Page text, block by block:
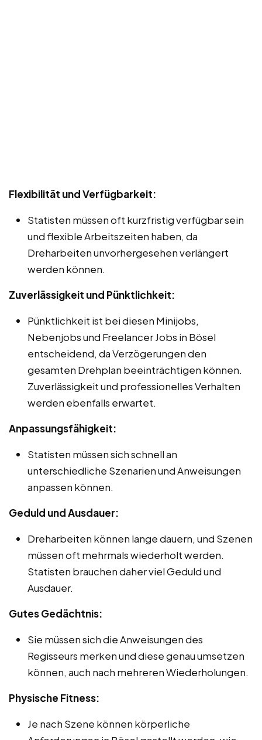
Flexibilität und Verfügbarkeit:
Statisten müssen oft kurzfristig verfügbar sein
und flexible Arbeitszeiten haben, da
Dreharbeiten unvorhergesehen verlängert
werden können.
Zuverlässigkeit und Pünktlichkeit:
Pünktlichkeit ist bei diesen Minijobs,
Nebenjobs und Freelancer Jobs in Bösel
entscheidend, da Verzögerungen den
gesamten Drehplan beeinträchtigen können.
Zuverlässigkeit und professionelles Verhalten
werden ebenfalls erwartet.
Anpassungsfähigkeit:
Statisten müssen sich schnell an
unterschiedliche Szenarien und Anweisungen
anpassen können.
Geduld und Ausdauer:
Dreharbeiten können lange dauern, und Szenen
müssen oft mehrmals wiederholt werden.
Statisten brauchen daher viel Geduld und
Ausdauer.
Gutes Gedächtnis:
Sie müssen sich die Anweisungen des
Regisseurs merken und diese genau umsetzen
können, auch nach mehreren Wiederholungen.
Physische Fitness:
Je nach Szene können körperliche